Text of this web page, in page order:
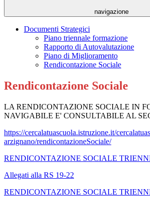
navigazione
Documenti Strategici
Piano triennale formazione
Rapporto di Autovalutazione
Piano di Miglioramento
Rendicontazione Sociale
Rendicontazione Sociale
LA RENDICONTAZIONE SOCIALE IN
NAVIGABILE E' CONSULTABILE AL
https://cercalatuascuola.istruzione.it/
arzignano/rendicontazioneSociale/
RENDICONTAZIONE SOCIALE
Allegati alla RS 19-22
RENDICONTAZIONE SOCIALE